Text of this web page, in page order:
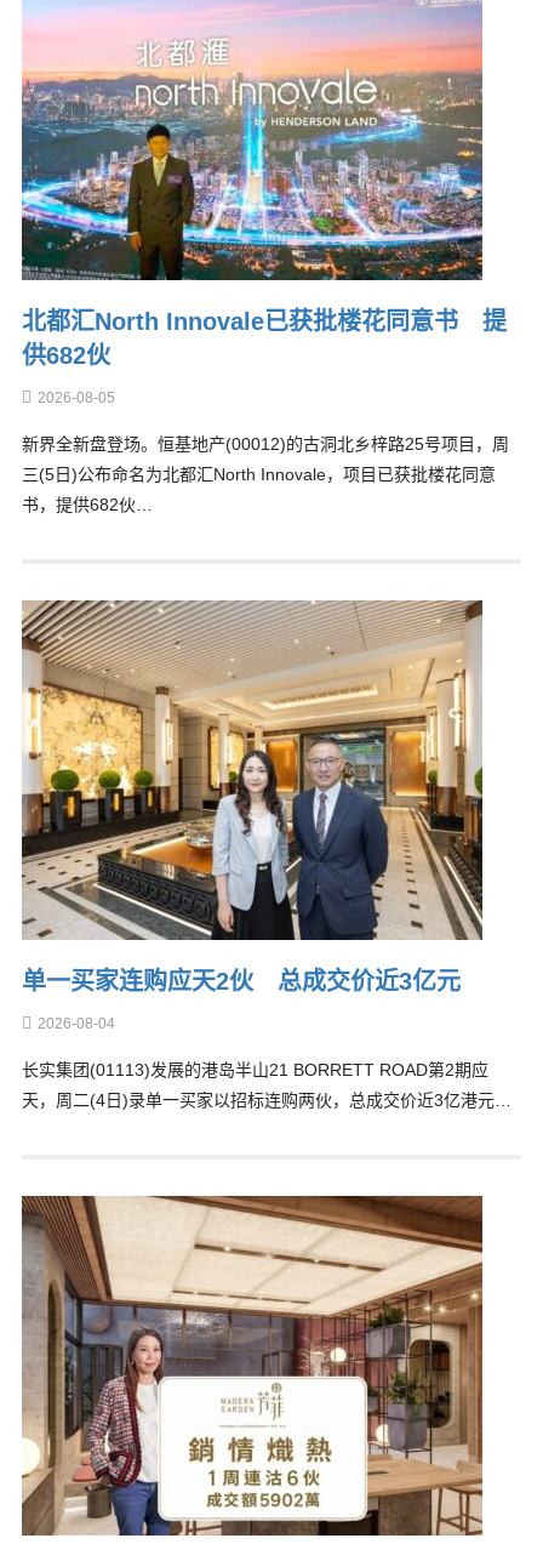
北都汇North Innovale已获批楼花同意书 提
供682伙
2026-08-05
新界全新盘登场。恒基地产(00012)的古洞北乡梓路25号项目，周
三(5日)公布命名为北都汇North Innovale，项目已获批楼花同意
书，提供682伙…
单一买家连购应天2伙 总成交价近3亿元
2026-08-04
长实集团(01113)发展的港岛半山21 BORRETT ROAD第2期应
天，周二(4日)录单一买家以招标连购两伙，总成交价近3亿港元…